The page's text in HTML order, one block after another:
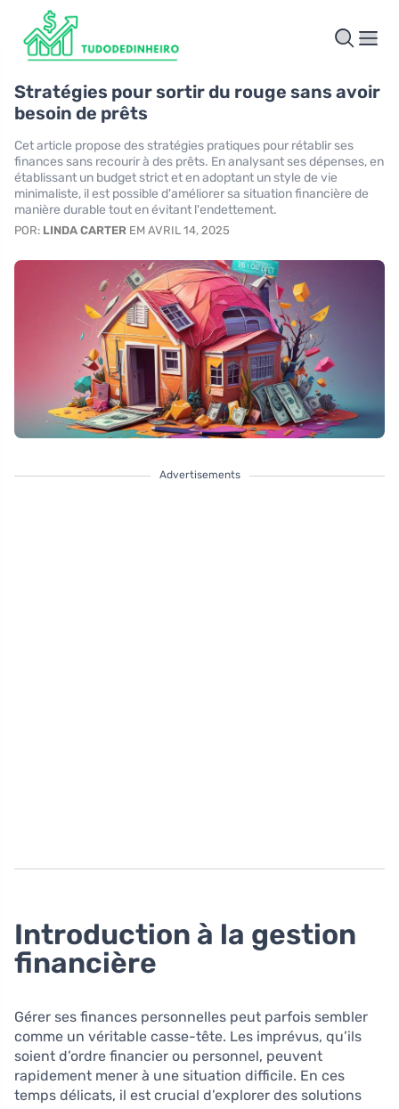
Stratégies pour sortir du rouge sans avoir
besoin de prêts
Cet article propose des stratégies pratiques pour rétablir ses
finances sans recourir à des prêts. En analysant ses dépenses, en
établissant un budget strict et en adoptant un style de vie
minimaliste, il est possible d'améliorer sa situation financière de
manière durable tout en évitant l'endettement.
POR: LINDA CARTER EM AVRIL 14, 2025
Advertisements
Introduction à la gestion
financière
Gérer ses finances personnelles peut parfois sembler
comme un véritable casse-tête. Les imprévus, qu’ils
soient d’ordre financier ou personnel, peuvent
rapidement mener à une situation difficile. En ces
temps délicats, il est crucial d’explorer des solutions